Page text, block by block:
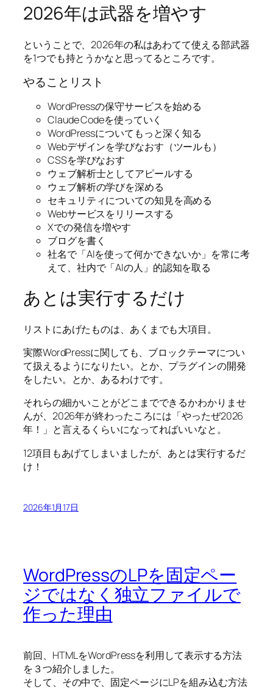
2026年は武器を増やす
ということで、2026年の私はあわてて使える部武器
を1つでも持とうかなと思ってるところです。
やることリスト
WordPressの保守サービスを始める
Claude Codeを使っていく
WordPressについてもっと深く知る
Webデザインを学びなおす（ツールも）
CSSを学びなおす
ウェブ解析士としてアピールする
ウェブ解析の学びを深める
セキュリティについての知見を高める
Webサービスをリリースする
Xでの発信を増やす
ブログを書く
社名で「AIを使って何かできないか」を常に考
えて、社内で「AIの人」的認知を取る
あとは実行するだけ
リストにあげたものは、あくまでも大項目。
実際WordPressに関しても、ブロックテーマについ
て扱えるようになりたい。とか、プラグインの開発
をしたい。とか、あるわけです。
それらの細かいことがどこまでできるかわかりませ
んが、2026年が終わったころには「やったぜ2026
年！」と言えるくらいになってればいいなと。
12項目もあげてしまいましたが、あとは実行するだ
け！
2026年1月17日
WordPressのLPを固定ペー
ジではなく独立ファイルで
作った理由
前回、HTMLをWordPressを利用して表示する方法
を３つ紹介しました。
そして、その中で、固定ページにLPを組み込む方法